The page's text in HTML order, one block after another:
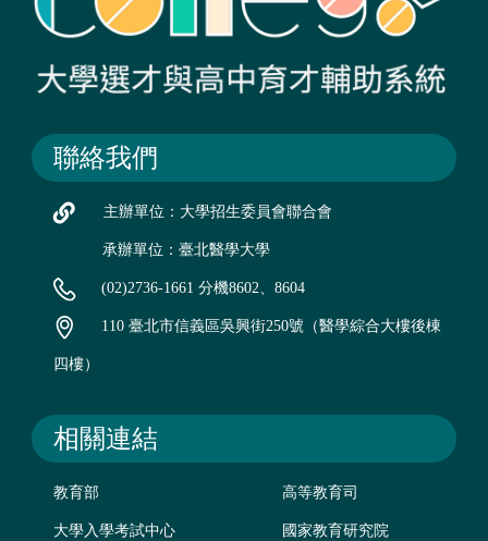
聯絡我們
主辦單位：大學招生委員會聯合會
承辦單位：臺北醫學大學
(02)2736-1661 分機8602、8604
110 臺北市信義區吳興街250號（醫學綜合大樓後棟
四樓）
相關連結
教育部 高等教育司
大學入學考試中心 國家教育研究院